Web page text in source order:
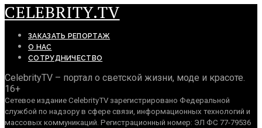
CELEBRITY.TV
ЗАКАЗАТЬ РЕПОРТАЖ
О НАС
СОТРУДНИЧЕСТВО
CelebrityTV – портал о светской жизни, моде и красоте.
16+
Сетевое издание CelebrityTV зарегистрировано Федеральной
службой по надзору в сфере связи, информационных технологий и
массовых коммуникаций. Регистрационный номер: ЭЛ ФС 77-79536